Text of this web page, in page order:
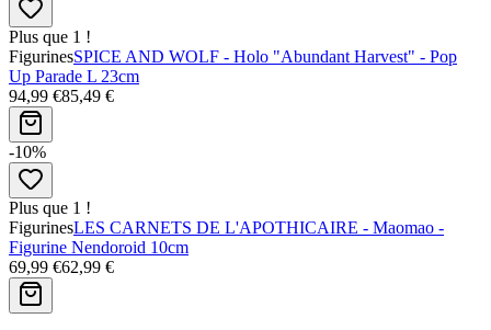
Plus que 1 !
FigurinesSPICE AND WOLF - Holo "Abundant Harvest" - Pop
Up Parade L 23cm
94,99 €85,49 €
-10%
Plus que 1 !
FigurinesLES CARNETS DE L'APOTHICAIRE - Maomao -
Figurine Nendoroid 10cm
69,99 €62,99 €